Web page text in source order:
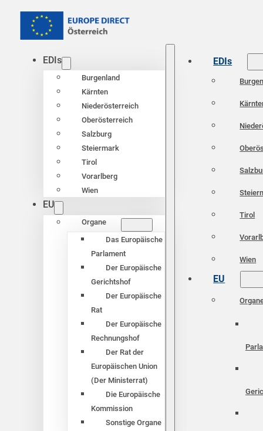
EDIs
Burgenland
Kärnten
Niederösterreich
Oberösterreich
Salzburg
Steiermark
Tirol
Vorarlberg
Wien
EU
Organe
Das Europäische
Parlament
Der Europäische
Gerichtshof
Der Europäische
Rat
Der Europäische
Rechnungshof
Der Rat der
Europäischen Union
(Der Ministerrat)
Die Europäische
Kommission
Sonstige Organe
EDIs
Tirol
Wien
EU